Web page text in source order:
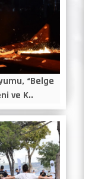
“Belge
ve K..